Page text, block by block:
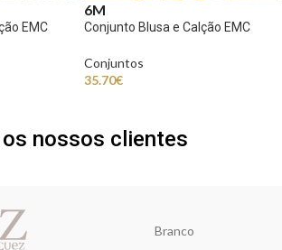
EMC
6M
Conjunto Blusa e Calção EMC
Conjuntos
35.70€
os nossos clientes
Branco